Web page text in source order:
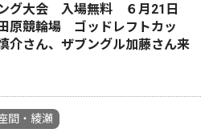
グ大会 入場無料 ６月21日
田原競輪場 ゴッドレフトカッ
さん、ザブングル加藤さん来
間・綾瀬